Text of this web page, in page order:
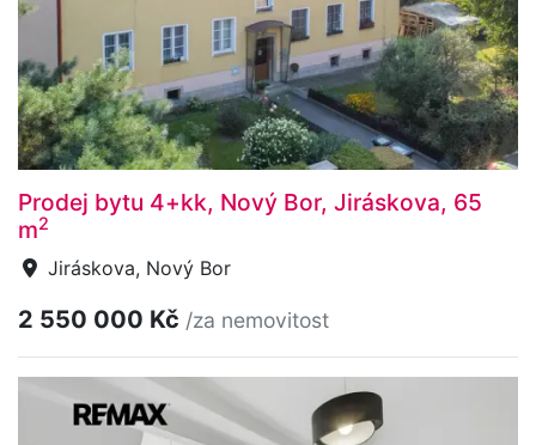
Prodej bytu 4+kk, Nový Bor, Jiráskova, 65
m2
Jiráskova, Nový Bor
2 550 000 Kč /za nemovitost